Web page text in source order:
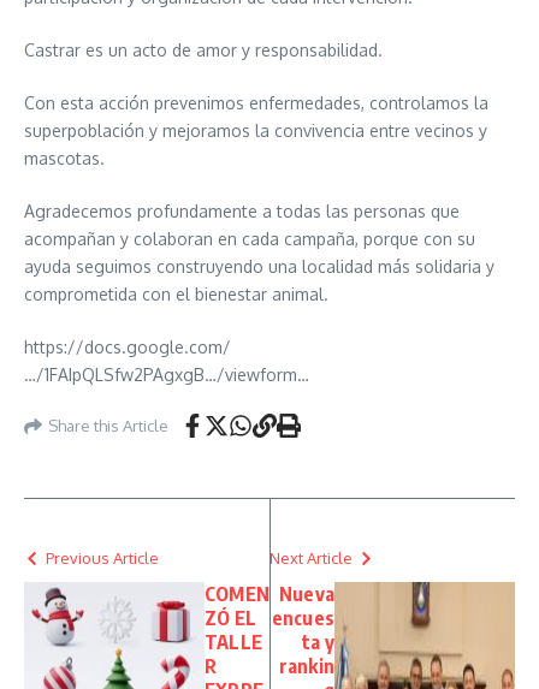
Castrar es un acto de amor y responsabilidad.
Con esta acción prevenimos enfermedades, controlamos la
superpoblación y mejoramos la convivencia entre vecinos y
mascotas.
Agradecemos profundamente a todas las personas que
acompañan y colaboran en cada campaña, porque con su
ayuda seguimos construyendo una localidad más solidaria y
comprometida con el bienestar animal.
https://docs.google.com/
…/1FAIpQLSfw2PAgxgB…/viewform…
Share this Article
Previous Article
COMEN
ZÓ EL
TALLE
R
Next Article
Nueva
encues
ta y
rankin